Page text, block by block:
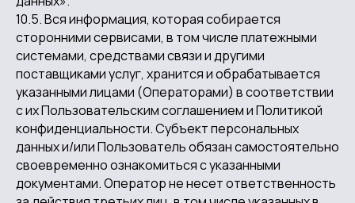
10.5. Вся информация, которая собирается
сторонними сервисами, в том числе платежными
системами, средствами связи и другими
поставщиками услуг, хранится и обрабатывается
указанными лицами (Операторами) в соответствии
с их Пользовательским соглашением и Политикой
конфиденциальности. Субъект персональных
данных и/или Пользователь обязан самостоятельно
своевременно ознакомиться с указанными
документами. Оператор не несет ответственность